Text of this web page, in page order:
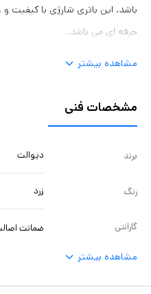
باشد. این باتری شارژی با کیفیت و
حرفه ای می باشد.
مشاهده بیشتر
مشخصات فنی
برند دیوالت
رنگ زرد
گارانتی ضمانت
مشاهده بیشتر